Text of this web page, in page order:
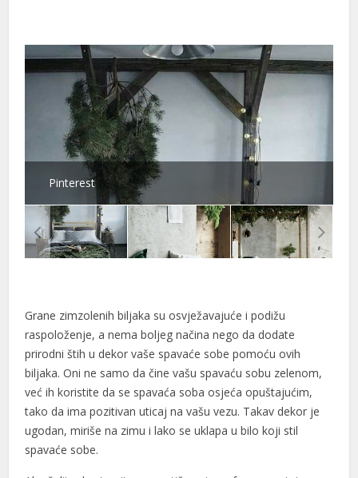
Pinterest
Grane zimzolenih biljaka su osvježavajuće i podižu
raspoloženje, a nema boljeg načina nego da dodate
prirodni štih u dekor vaše spavaće sobe pomoću ovih
biljaka. Oni ne samo da čine vašu spavaću sobu zelenom,
već ih koristite da se spavaća soba osjeća opuštajućim,
tako da ima pozitivan uticaj na vašu vezu. Takav dekor je
ugodan, miriše na zimu i lako se uklapa u bilo koji stil
spavaće sobe.